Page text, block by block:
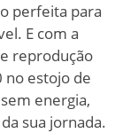
perfeita para
E com a
reprodução
no estojo de
energia,
sua jornada.